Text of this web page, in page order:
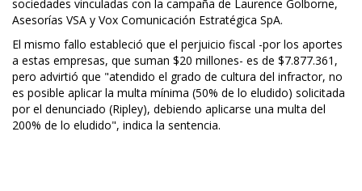
sociedades vinculadas con la campaña de Laurence Golborne,
Asesorías VSA y Vox Comunicación Estratégica SpA.
El mismo fallo estableció que el perjuicio fiscal -por los aportes
a estas empresas, que suman $20 millones- es de $7.877.361,
pero advirtió que "atendido el grado de cultura del infractor, no
es posible aplicar la multa mínima (50% de lo eludido) solicitada
por el denunciado (Ripley), debiendo aplicarse una multa del
200% de lo eludido", indica la sentencia.